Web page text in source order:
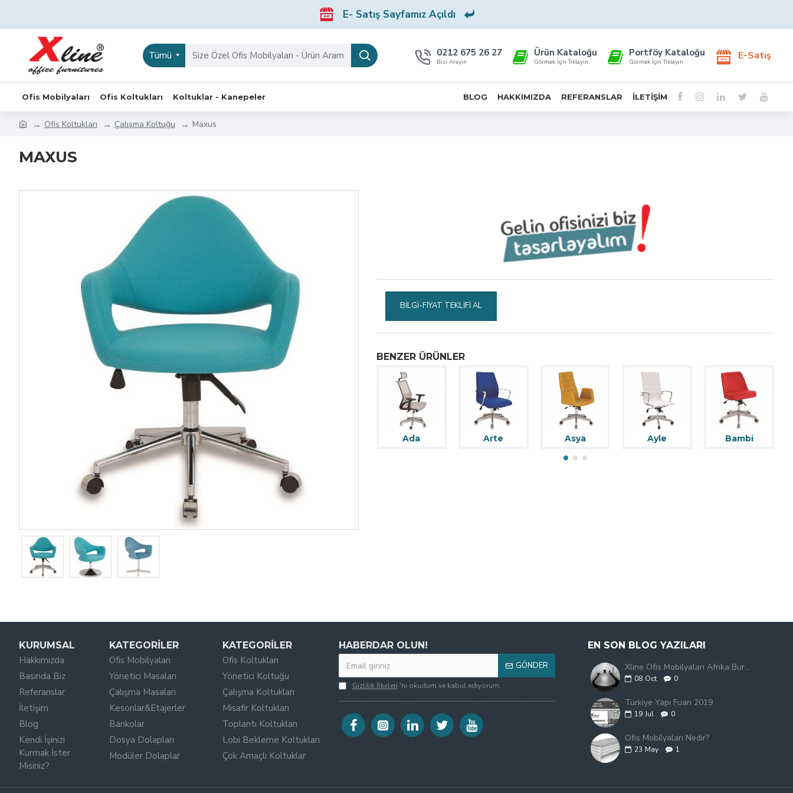
E- Satış Sayfamız Açıldı
Tümü 0212 675 26 27
Bizi Arayın
Ürün Kataloğu
Görmek İçin Tıklayın
Portföy Kataloğu
Görmek İçin Tıklayın E-Satış
Ofis Mobilyaları Ofis Koltukları Koltuklar - Kanepeler BLOG HAKKIMIZDA REFERANSLAR İLETIŞIM
Ofis Koltukları Çalışma Koltuğu Maxus
MAXUS
BILGI-FIYAT TEKLIFI AL
BENZER ÜRÜNLER
Ada Arte Asya Ayle Bambi
KURUMSAL
Hakkımızda
Basında Biz
Referanslar
İletişim
Blog
Kendi İşinizi
Kurmak İster
Misiniz?
KATEGORILER
Ofis Mobilyaları
Yönetici Masaları
Çalışma Masaları
Kesonlar&Etajerler
Bankolar
Dosya Dolapları
Modüler Dolaplar
KATEGORILER
Ofis Koltukları
Yönetici Koltuğu
Çalışma Koltukları
Misafir Koltukları
Toplantı Koltukları
Lobi Bekleme Koltukları
Çok Amaçlı Koltuklar
HABERDAR OLUN!
GÖNDER
Gizlilik İlkeleri 'ni okudum ve kabul ediyorum.
EN SON BLOG YAZILARI
Xline Ofis Mobilyaları Afrika Burkina Faso'da
08 Oct 0
Türkiye Yapı Fuarı 2019
19 Jul 0
Ofis Mobilyaları Nedir?
23 May 1